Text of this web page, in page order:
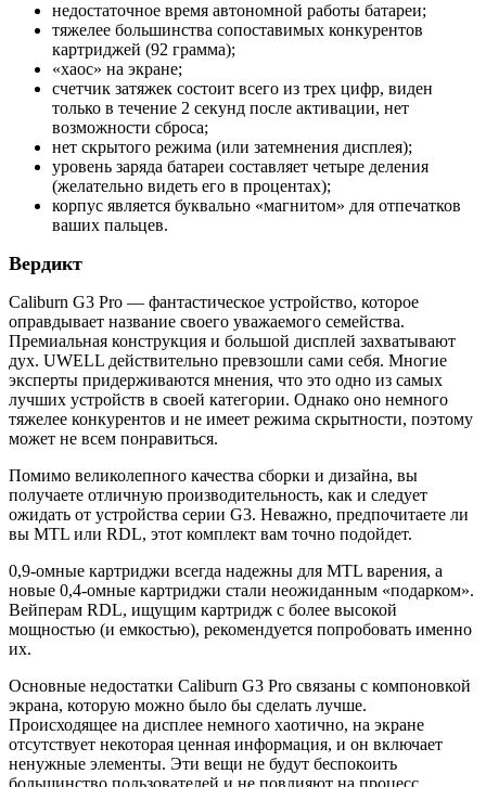
недостаточное время автономной работы батареи;
тяжелее большинства сопоставимых конкурентов
картриджей (92 грамма);
«хаос» на экране;
счетчик затяжек состоит всего из трех цифр, виден
только в течение 2 секунд после активации, нет
возможности сброса;
нет скрытого режима (или затемнения дисплея);
уровень заряда батареи составляет четыре деления
(желательно видеть его в процентах);
корпус является буквально «магнитом» для отпечатков
ваших пальцев.
Вердикт
Caliburn G3 Pro — фантастическое устройство, которое
оправдывает название своего уважаемого семейства.
Премиальная конструкция и большой дисплей захватывают
дух. UWELL действительно превзошли сами себя. Многие
эксперты придерживаются мнения, что это одно из самых
лучших устройств в своей категории. Однако оно немного
тяжелее конкурентов и не имеет режима скрытности, поэтому
может не всем понравиться.
Помимо великолепного качества сборки и дизайна, вы
получаете отличную производительность, как и следует
ожидать от устройства серии G3. Неважно, предпочитаете ли
вы MTL или RDL, этот комплект вам точно подойдет.
0,9-омные картриджи всегда надежны для MTL варения, а
новые 0,4-омные картриджи стали неожиданным «подарком».
Вейперам RDL, ищущим картридж с более высокой
мощностью (и емкостью), рекомендуется попробовать именно
их.
Основные недостатки Caliburn G3 Pro связаны с компоновкой
экрана, которую можно было бы сделать лучше.
Происходящее на дисплее немного хаотично, на экране
отсутствует некоторая ценная информация, и он включает
ненужные элементы. Эти вещи не будут беспокоить